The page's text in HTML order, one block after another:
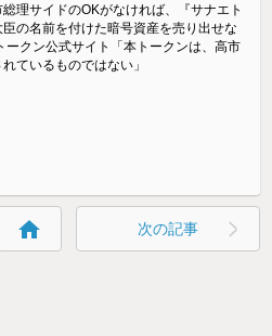
理サイドのOKがなければ、『サナエト
の名前を付けた暗号資産を売り出せな
ークン公式サイト「本トークンは、高市
ているものではない」
home 次の記事